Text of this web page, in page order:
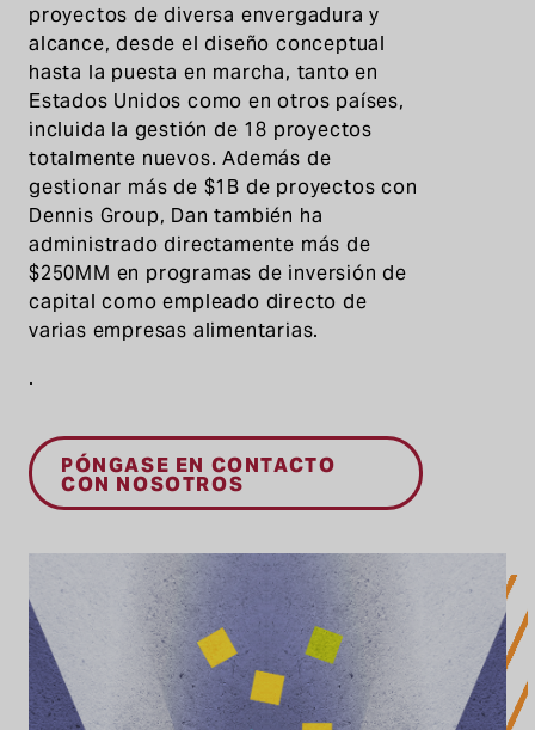
proyectos de diversa envergadura y
alcance, desde el diseño conceptual
hasta la puesta en marcha, tanto en
Estados Unidos como en otros países,
incluida la gestión de 18 proyectos
totalmente nuevos. Además de
gestionar más de $1B de proyectos con
Dennis Group, Dan también ha
administrado directamente más de
$250MM en programas de inversión de
capital como empleado directo de
varias empresas alimentarias.
.
PÓNGASE EN CONTACTO
CON NOSOTROS